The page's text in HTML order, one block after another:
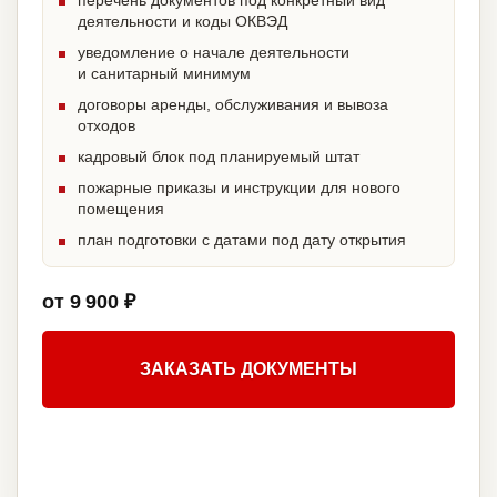
деятельности и коды ОКВЭД
уведомление о начале деятельности
и санитарный минимум
договоры аренды, обслуживания и вывоза
отходов
кадровый блок под планируемый штат
пожарные приказы и инструкции для нового
помещения
план подготовки с датами под дату открытия
от 9 900 ₽
ЗАКАЗАТЬ ДОКУМЕНТЫ